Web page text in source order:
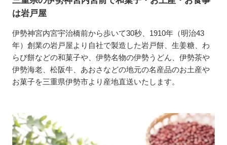
は岩戸屋
伊勢神宮内宮宇治橋前から歩いて30秒、1910年（明治43
年）創業の岩戸屋より自社で製造した岩戸餅、生姜糖、わ
らび餅などの和菓子や、伊勢名物の伊勢うどん、伊勢茶や
伊勢海老、松阪牛、あおさなどの地元の名産品のお土産や
お菓子を三重県伊勢市より産地直送いたします。